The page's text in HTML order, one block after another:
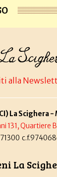
alla
La Scighera -
131, Quartiere
La